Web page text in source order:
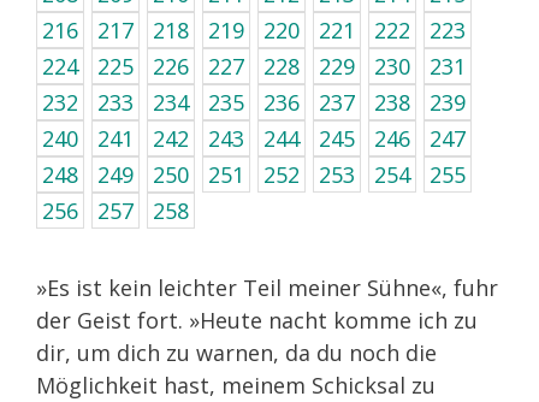
216
217 218 219 220 221 222
223
224
225 226 227 228 229 230
231
232
233 234 235 236 237 238
239
240
241 242 243 244 245 246
247
248
249 250 251 252 253 254
255
256
257 258
»Es ist kein leichter Teil meiner Sühne«, fuhr
der Geist fort. »Heute nacht komme ich zu
dir, um dich zu warnen, da du noch die
Möglichkeit hast, meinem Schicksal zu